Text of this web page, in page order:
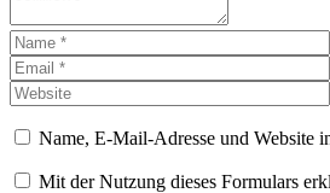
Name, E-Mail-Adresse und Website
Mit der Nutzung dieses Formulars